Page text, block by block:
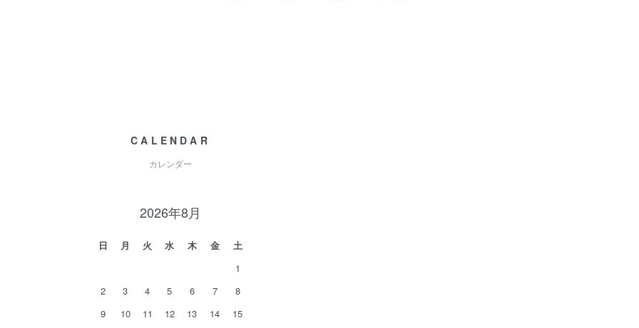
CALENDAR
カレンダー
2026年8月
日 月 火 水 木 金
土
1
2
3 4 5 6 7
8
9
10 11 12 13 14
15